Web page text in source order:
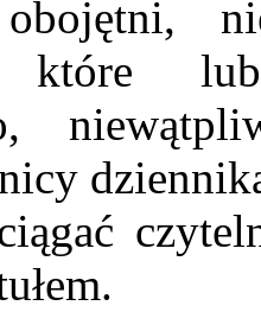
które